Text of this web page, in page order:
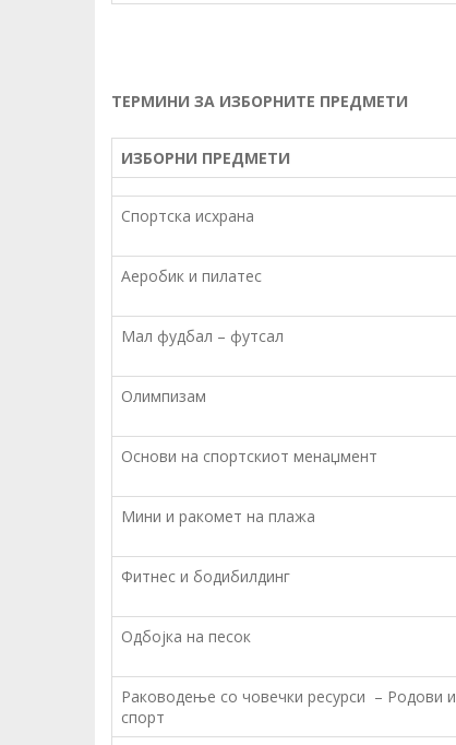
ТЕРМИНИ ЗА ИЗБОРНИТЕ ПРЕДМЕТИ
ИЗБОРНИ ПРЕДМЕТИ
Спортска исхрана
Аеробик и пилатес
Мал фудбал – футсал
Олимпизам
Основи на спортскиот менаџмент
Мини и ракомет на плажа
Фитнес и бодибилдинг
Одбојка на песок
Раководење со човечки ресурси – Родови и
спорт